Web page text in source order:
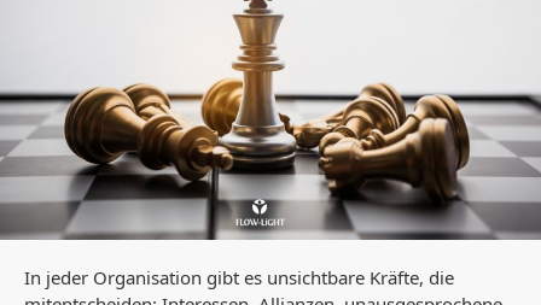
In jeder Organisation gibt es unsichtbare Kräfte, die